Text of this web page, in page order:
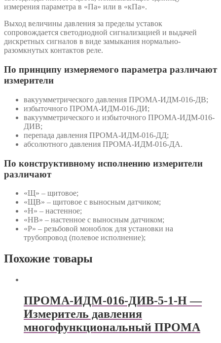
измерения параметра в «Па» или в «кПа».
Выход величины давления за пределы уставок
сопровождается светодиодной сигнализацией и выдачей
дискретных сигналов в виде замыкания нормально-
разомкнутых контактов реле.
По принципу измеряемого параметра различают
измерители
вакуумметрического давления ПРОМА-ИДМ-016-ДВ;
избыточного ПРОМА-ИДМ-016-ДИ;
вакуумметрического и избыточного ПРОМА-ИДМ-016-
ДИВ;
перепада давления ПРОМА-ИДМ-016-ДД;
абсолютного давления ПРОМА-ИДМ-016-ДА.
По конструктивному исполнению измерители
различают
«Щ» – щитовое;
«ЩВ» – щитовое с выносным датчиком;
«Н» – настенное;
«НВ» – настенное с выносным датчиком;
«Р» – резьбовой моноблок для установки на
трубопровод (полевое исполнение);
Похожие товары
ПРОМА-ИДМ-016-ДИВ-5-1-Н —
Измеритель давления
многофункциональный ПРОМА